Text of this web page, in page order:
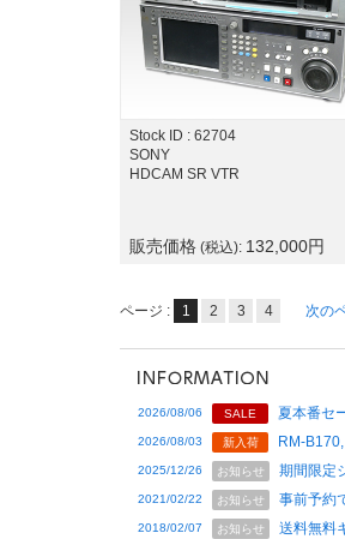
Stock ID : 62704
SONY
HDCAM SR VTR
販売価格 (税込): 132,000円
ページ : 1 2 3 4 次の
2026/08/06 SALE 夏本番セ
2026/08/03 新入荷 RM-
2025/12/26 お知らせ 期間限定
2021/02/22 お知らせ 事前予約
2018/02/07 お知らせ 送料無料